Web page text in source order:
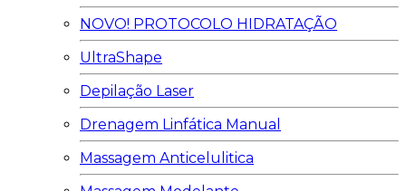
NOVO! PROTOCOLO HIDRATAÇÃO
UltraShape
Depilação Laser
Drenagem Linfática Manual
Massagem Anticelulitica